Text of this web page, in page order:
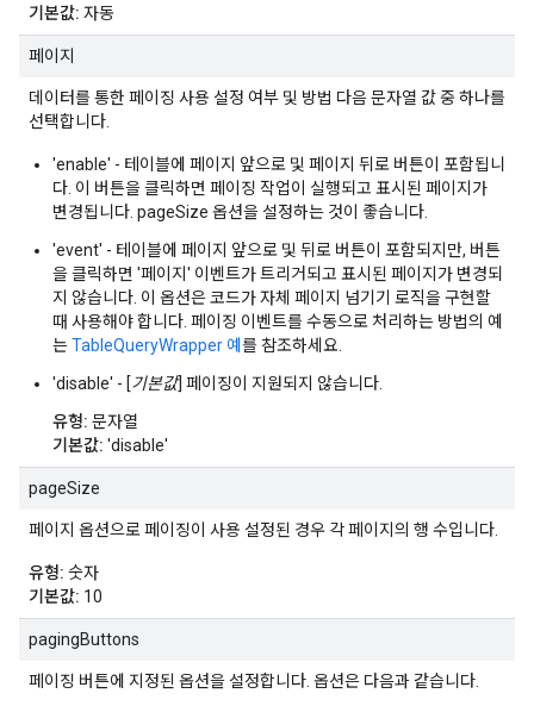
기본값: 자동
페이지
데이터를 통한 페이징 사용 설정 여부 및 방법 다음 문자열 값 중 하나를
선택합니다.
'enable' - 테이블에 페이지 앞으로 및 페이지 뒤로 버튼이 포함됩니
다. 이 버튼을 클릭하면 페이징 작업이 실행되고 표시된 페이지가
변경됩니다. pageSize 옵션을 설정하는 것이 좋습니다.
'event' - 테이블에 페이지 앞으로 및 뒤로 버튼이 포함되지만, 버튼
을 클릭하면 '페이지' 이벤트가 트리거되고 표시된 페이지가 변경되
지 않습니다. 이 옵션은 코드가 자체 페이지 넘기기 로직을 구현할
때 사용해야 합니다. 페이징 이벤트를 수동으로 처리하는 방법의 예
는TableQueryWrapper 예 를 참조하세요.
'disable' - [기본값] 페이징이 지원되지 않습니다.
유형: 문자열
기본값: 'disable'
pageSize
페이지 옵션으로 페이징이 사용 설정된 경우 각 페이지의 행 수입니다.
유형: 숫자
기본값: 10
pagingButtons
페이징 버튼에 지정된 옵션을 설정합니다. 옵션은 다음과 같습니다.